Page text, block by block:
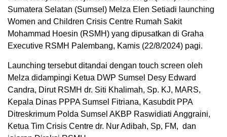
Sumatera Selatan (Sumsel) Melza Elen Setiadi launching
Women and Children Crisis Centre Rumah Sakit
Mohammad Hoesin (RSMH) yang dipusatkan di Graha
Executive RSMH Palembang, Kamis (22/8/2024) pagi.
Launching tersebut ditandai dengan touch screen oleh
Melza didampingi Ketua DWP Sumsel Desy Edward
Candra, Dirut RSMH dr. Siti Khalimah, Sp. KJ, MARS,
Kepala Dinas PPPA Sumsel Fitriana, Kasubdit PPA
Ditreskrimum Polda Sumsel AKBP Raswidiati Anggraini,
Ketua Tim Crisis Centre dr. Nur Adibah, Sp, FM, dan